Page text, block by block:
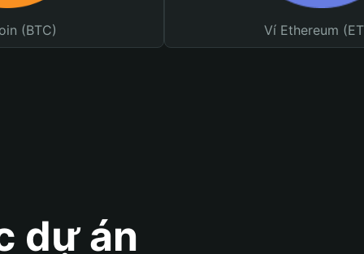
(BTC) Ví Ethereum
dự án